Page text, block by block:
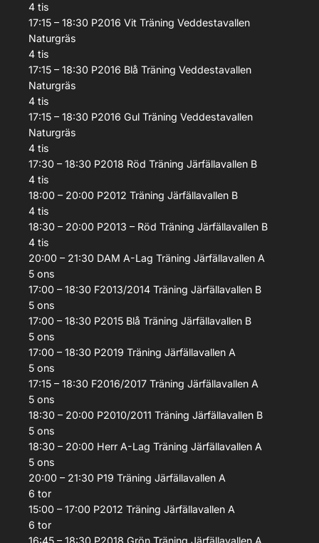
4 tis
17:15 – 18:30 P2016 Vit Träning Veddestavallen
Naturgräs
4 tis
17:15 – 18:30 P2016 Blå Träning Veddestavallen
Naturgräs
4 tis
17:15 – 18:30 P2016 Gul Träning Veddestavallen
Naturgräs
4 tis
17:30 – 18:30 P2018 Röd Träning Järfällavallen B
4 tis
18:00 – 20:00 P2012 Träning Järfällavallen B
4 tis
18:30 – 20:00 P2013 – Röd Träning Järfällavallen B
4 tis
20:00 – 21:30 DAM A-Lag Träning Järfällavallen A
5 ons
17:00 – 18:30 F2013/2014 Träning Järfällavallen B
5 ons
17:00 – 18:30 P2015 Blå Träning Järfällavallen B
5 ons
17:00 – 18:30 P2019 Träning Järfällavallen A
5 ons
17:15 – 18:30 F2016/2017 Träning Järfällavallen A
5 ons
18:30 – 20:00 P2010/2011 Träning Järfällavallen B
5 ons
18:30 – 20:00 Herr A-Lag Träning Järfällavallen A
5 ons
20:00 – 21:30 P19 Träning Järfällavallen A
6 tor
15:00 – 17:00 P2012 Träning Järfällavallen A
6 tor
16:45 – 18:30 P2018 Grön Träning Järfällavallen A